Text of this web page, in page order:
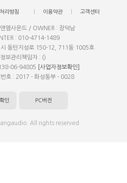
리방침 이용약관 고객센터
엠사운드 / OWNER : 장덕남
: 010-4714-1489
시 동탄지성로 150-12, 711동 1005호
보관리책임자 : ()
06-94805
[사업자정보확인]
번호 : 2017 - 화성동부 - 0028
인 PC버전
All rights reserved